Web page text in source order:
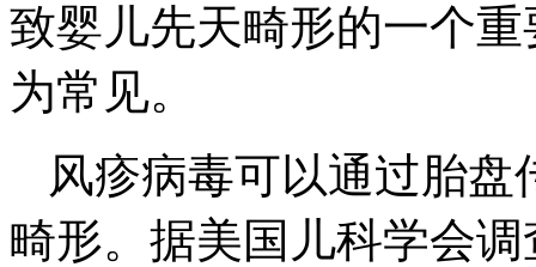
致婴儿先天畸形的一个
为常见。
风疹病毒可以通过胎
畸形。据美国儿科学会